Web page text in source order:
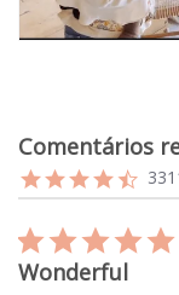
Comentários
Reviews
carousel
4.7
star
Wonderful